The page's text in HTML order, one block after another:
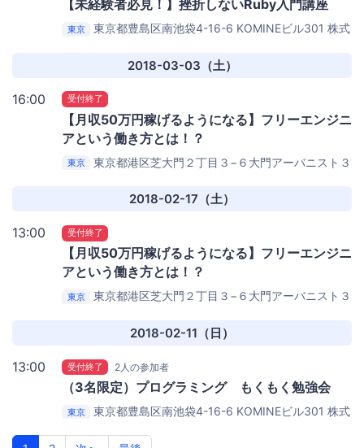
【未経験者必見！】挫折しないRuby入門講座
東京 東京都豊島区南池袋4-16-6 KOMINEビル301 株式
2018-03-03（土）
16:00 受付終了
【月収50万円稼げるようになる】フリーエンジニ
アという働き方とは！？
東京
東京都港区芝大門２丁目３−６大門アーバニスト３
2018-02-17（土）
13:00 受付終了
【月収50万円稼げるようになる】フリーエンジニ
アという働き方とは！？
東京
東京都港区芝大門２丁目３−６大門アーバニスト３
2018-02-11（日）
13:00 受付終了 2人の参加者
（3名限定）プログラミング もくもく勉強会
東京 東京都豊島区南池袋4-16-6 KOMINEビル301 株式